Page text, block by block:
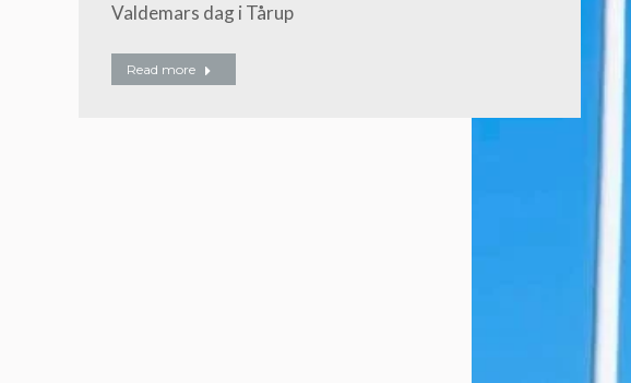
Valdemars dag i Tårup
Read more